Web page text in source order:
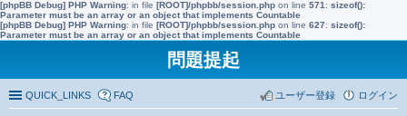
[phpBB Debug] PHP Warning: in file [ROOT]/phpbb/session.php on line 571 : sizeof():
Parameter must be an array or an object that implements Countable
[phpBB Debug] PHP Warning: in file [ROOT]/phpbb/session.php on line 627: sizeof():
Parameter must be an array or an object that implements Countable
問題提起
QUICK_LINKS FAQ ログイン
ユーザー登録